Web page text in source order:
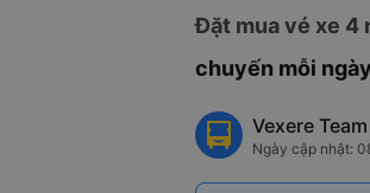
Đặt mua vé xe 4
chuyến mỗi ngày
Vexere Team
Ngày cập nhật: